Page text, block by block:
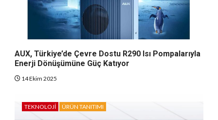
AUX, Türkiye’de Çevre Dostu R290 Isı Pompalarıyla
Enerji Dönüşümüne Güç Katıyor
14 Ekim 2025
TEKNOLOJI ÜRÜN TANITIMI